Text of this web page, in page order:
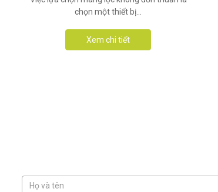
chọn một thiết bị...
Xem chi tiết